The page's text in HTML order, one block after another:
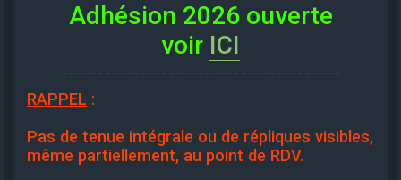
Adhésion 2026 ouverte
voir ICI
RAPPEL :
Pas de tenue intégrale ou de répliques visibles,
même partiellement, au point de RDV.